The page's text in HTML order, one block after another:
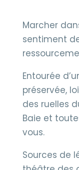
Marcher
sentiment
Entourée
préservée,
des ruelles
Baie et
vous.
Sources de